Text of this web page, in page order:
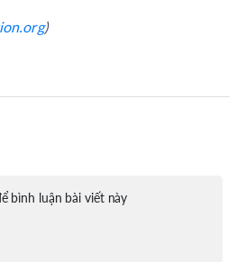
)
bình luận bài viết này